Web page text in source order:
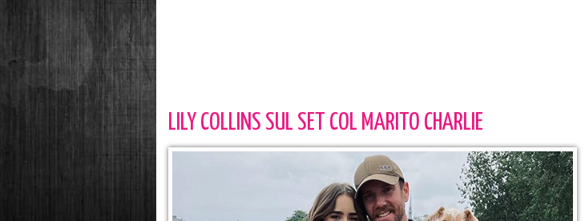
LILY COLLINS SUL SET COL MARITO CHARLIE